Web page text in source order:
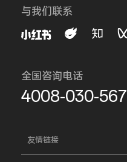
与我们联系
全国咨询电话
4008-030-567
友情链接